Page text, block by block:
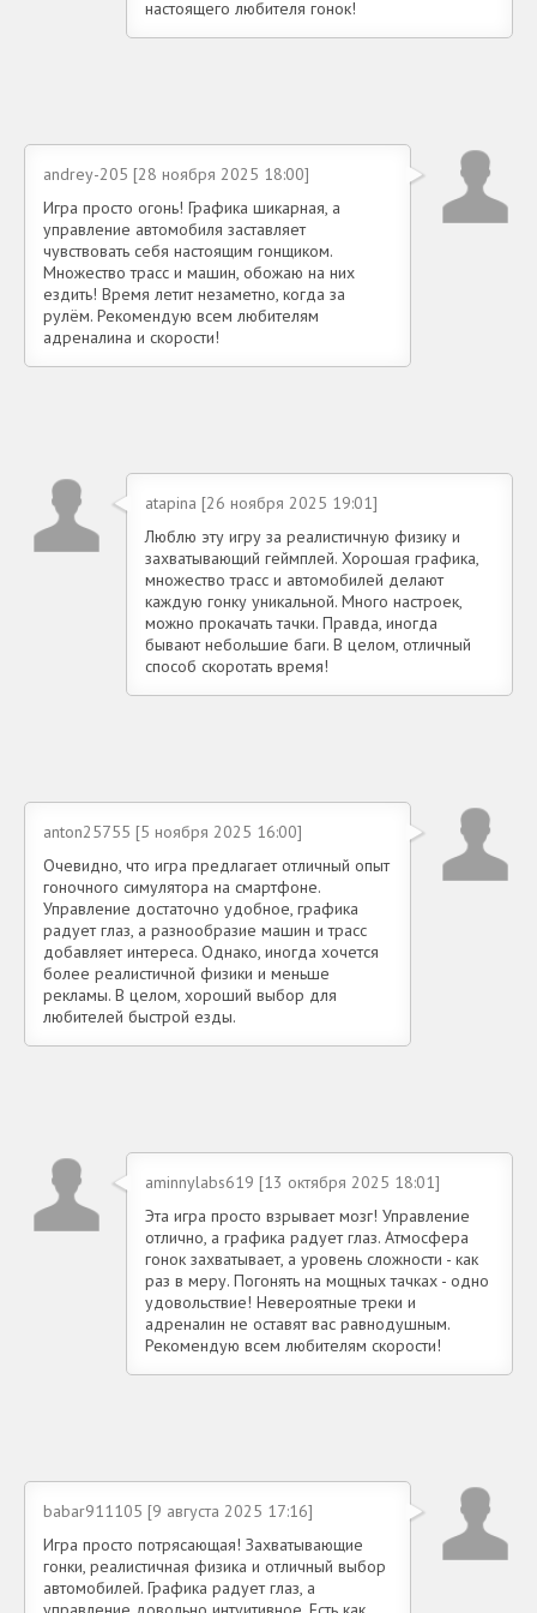
настоящего любителя гонок!
andrey-205 [28 ноября 2025 18:00]
Игра просто огонь! Графика шикарная, а
управление автомобиля заставляет
чувствовать себя настоящим гонщиком.
Множество трасс и машин, обожаю на них
ездить! Время летит незаметно, когда за
рулём. Рекомендую всем любителям
адреналина и скорости!
atapina [26 ноября 2025 19:01]
Люблю эту игру за реалистичную физику и
захватывающий геймплей. Хорошая графика,
множество трасс и автомобилей делают
каждую гонку уникальной. Много настроек,
можно прокачать тачки. Правда, иногда
бывают небольшие баги. В целом, отличный
способ скоротать время!
anton25755 [5 ноября 2025 16:00]
Очевидно, что игра предлагает отличный опыт
гоночного симулятора на смартфоне.
Управление достаточно удобное, графика
радует глаз, а разнообразие машин и трасс
добавляет интереса. Однако, иногда хочется
более реалистичной физики и меньше
рекламы. В целом, хороший выбор для
любителей быстрой езды.
aminnylabs619 [13 октября 2025 18:01]
Эта игра просто взрывает мозг! Управление
отлично, а графика радует глаз. Атмосфера
гонок захватывает, а уровень сложности - как
раз в меру. Погонять на мощных тачках - одно
удовольствие! Невероятные треки и
адреналин не оставят вас равнодушным.
Рекомендую всем любителям скорости!
babar911105 [9 августа 2025 17:16]
Игра просто потрясающая! Захватывающие
гонки, реалистичная физика и отличный выбор
автомобилей. Графика радует глаз, а